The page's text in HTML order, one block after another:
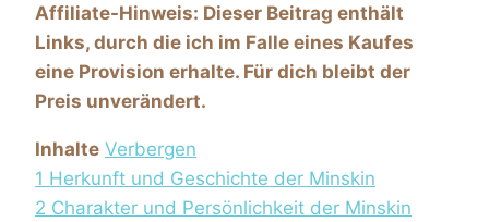
Affiliate-Hinweis: Dieser Beitrag enthält
Links, durch die ich im Falle eines Kaufes
eine Provision erhalte. Für dich bleibt der
Preis unverändert.
Inhalte Verbergen
1 Herkunft und Geschichte der Minskin
2 Charakter und Persönlichkeit der Minskin